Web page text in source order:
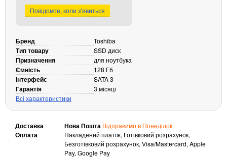
Кабелі та роз'єми
Хаби і кардридери
Фильтри та стабілізатори
Павербанки
Кабелі, роз'єми, перехідники
Аксесуари для ноутбуків
Периферійні пристрої
Повідомте, коли з'явиться
Бренд Toshiba
Тип товару SSD диск
Призначення для ноутбука
Ємність 128 Гб
Інтерфейс SATA 3
Гарантія
3 місяці
Всі характеристики
Доставка Нова Пошта Відправимо в Понеділок
Оплата
Накладений платіж, Готівковий розрахунок,
Безготівковий розрахунок, Visa/Mastercard, Apple
Pay, Google Pay